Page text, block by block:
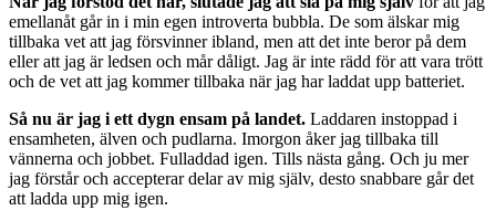
emellanåt går in i min egen introverta bubbla. De som älskar mig
tillbaka vet att jag försvinner ibland, men att det inte beror på dem
eller att jag är ledsen och mår dåligt. Jag är inte rädd för att vara trött
och de vet att jag kommer tillbaka när jag har laddat upp batteriet.
Så nu är jag i ett dygn ensam på landet. Laddaren instoppad i
ensamheten, älven och pudlarna. Imorgon åker jag tillbaka till
vännerna och jobbet. Fulladdad igen. Tills nästa gång. Och ju mer
jag förstår och accepterar delar av mig själv, desto snabbare går det
att ladda upp mig igen.